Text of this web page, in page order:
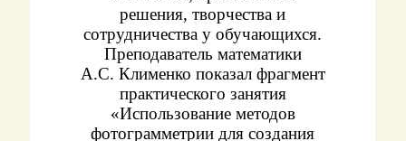
решения, творчества и
сотрудничества у обучающихся.
Преподаватель математики
А.С. Клименко показал фрагмент
практического занятия
«Использование методов
фотограмметрии для создания